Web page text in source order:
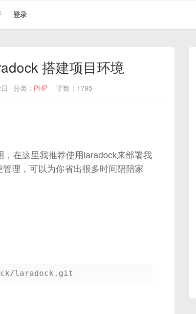
登录
搭建项目环境
分类： PHP 字数：1795
在这里我推荐使用laradock来部署我
理，可以为你省出很多时间陪陪家